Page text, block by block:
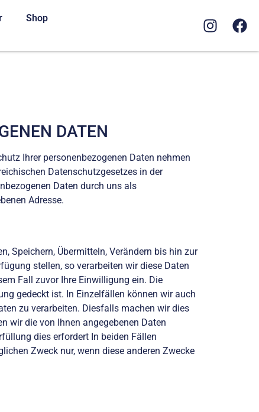
Shop
DATEN
Ihrer personenbezogenen Daten nehmen
Datenschutzgesetzes in der
Daten durch uns als
Adresse.
Speichern, Übermitteln, Verändern bis hin zur
stellen, so verarbeiten wir diese Daten
Fall zuvor Ihre Einwilligung ein. Die
gedeckt ist. In Einzelfällen können wir auch
zu verarbeiten. Diesfalls machen wir dies
wir die von Ihnen angegebenen Daten
dies erfordert In beiden Fällen
Zweck nur, wenn diese anderen Zwecke